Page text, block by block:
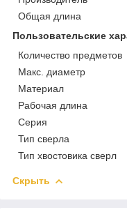
Общая длина
Пользовательские
Количество предметов
Макс. диаметр
Материал
Рабочая длина
Серия
Тип сверла
Тип хвостовика сверл
Скрыть